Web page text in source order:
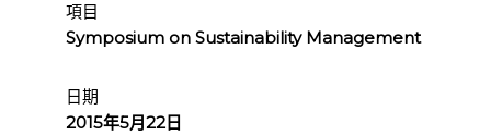
項目
Symposium on Sustainability Management
日期
2015年5月22日